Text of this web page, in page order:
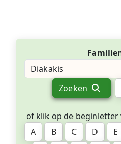
Zoeken
of klik op de beginletter
A
B C D E